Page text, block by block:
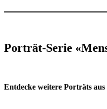
Porträt-Serie
Entdecke weitere Porträts aus